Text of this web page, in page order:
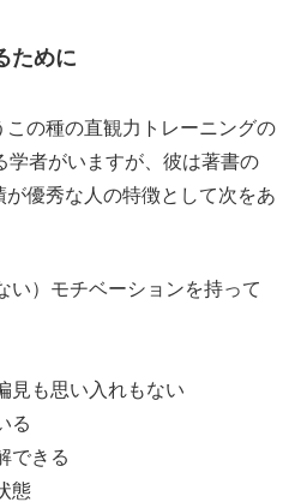
ために
の種の直観力トレーニングの
学者がいますが、彼は著書の
優秀な人の特徴として次をあ
い）モチベーションを持って
見も思い入れもない
る
できる
態